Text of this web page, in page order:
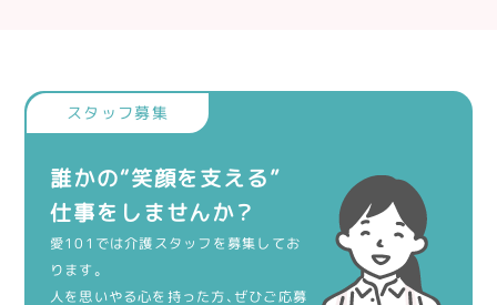
誰かの“笑顔を支える”
仕事をしませんか？
愛101では介護スタッフを募集してお
ります。
人を思いやる心を持った方、ぜひご応募